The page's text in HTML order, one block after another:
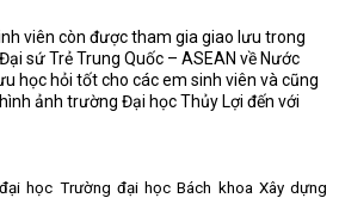
viên còn được tham gia giao lưu trong
sứ Trẻ Trung Quốc – ASEAN về Nước
học hỏi tốt cho các em sinh viên và cũng
ảnh trường Đại học Thủy Lợi đến với
học Trường đại học Bách khoa Xây dựng